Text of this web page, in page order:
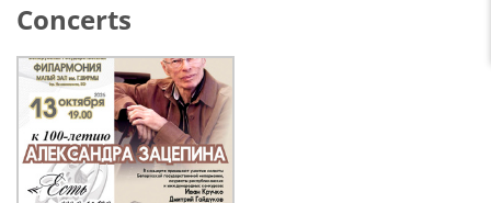
Concerts